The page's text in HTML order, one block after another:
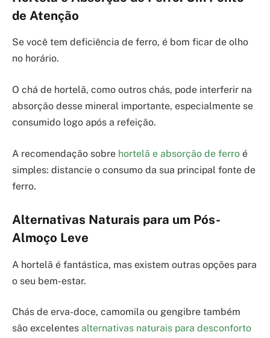
de Atenção
Se você tem deficiência de ferro, é bom ficar de olho
no horário.
O chá de hortelã, como outros chás, pode interferir na
absorção desse mineral importante, especialmente se
consumido logo após a refeição.
A recomendação sobre hortelã e absorção de ferro é
simples: distancie o consumo da sua principal fonte de
ferro.
Alternativas Naturais para um Pós-
Almoço Leve
A hortelã é fantástica, mas existem outras opções para
o seu bem-estar.
Chás de erva-doce, camomila ou gengibre também
são excelentes alternativas naturais para desconforto